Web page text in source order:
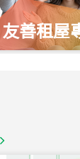
友善租屋